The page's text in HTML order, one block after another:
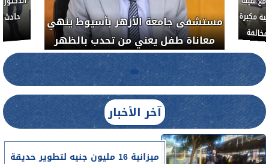
الدواء المصرية يشن حملة رقابية مكبرة
لضبط المنشآت الطبية المخالفة.....
خبيث
آخر الأخبار
ميزانية 16 مليون جنيه لتطوير حديقة